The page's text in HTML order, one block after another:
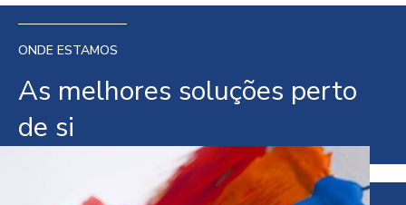
ONDE ESTAMOS
As melhores soluções perto
de si